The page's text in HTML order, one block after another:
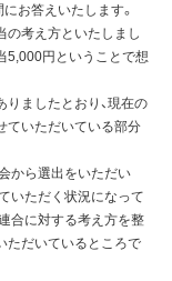
お答えいたします。
の考え方といたしまし
5,000円ということで想
ましたとおり、現在の
ていただいている部分
から選出をいただい
いただく状況になって
合に対する考え方を整
ただいているところで